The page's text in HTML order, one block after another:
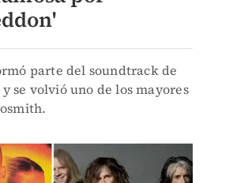
parte del soundtrack de
se volvió uno de los mayores